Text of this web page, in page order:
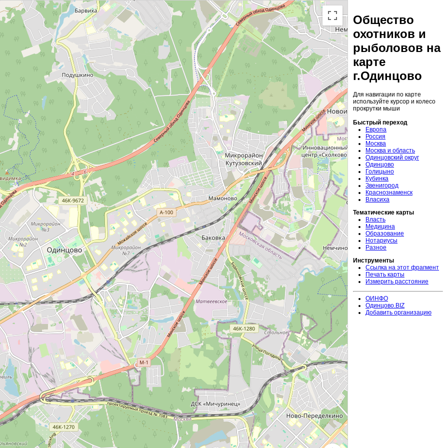
Общество
охотников и
рыболовов на
карте
г.Одинцово
Для навигации по карте
используйте курсор и колесо
прокрутки мыши
Быстрый переход
Европа
Россия
Москва
Москва и область
Одинцовский округ
Одинцово
Голицыно
Кубинка
Звенигород
Краснознаменск
Власиха
Тематические карты
Власть
Медицина
Образование
Нотариусы
Разное
Инструменты
Ссылка на этот фрагмент
Печать карты
Измерить расстояние
ОИНФО
Одинцово.BIZ
Добавить организацию